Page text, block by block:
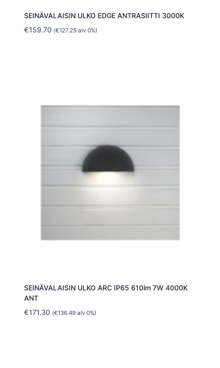
SEINÄVALAISIN ULKO EDGE ANTRASIITTI 3000K
€159.70 (€127.25alv 0%)
SEINÄVALAISIN ULKO ARC IP65 610lm 7W 4000K
ANT
€171.30 (€136.49alv 0%)